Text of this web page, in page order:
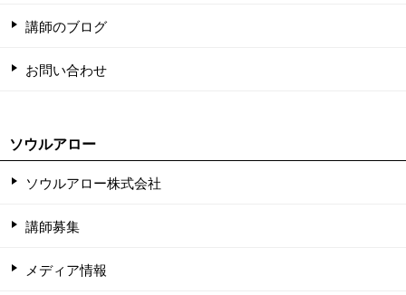
講師のブログ
お問い合わせ
ソウルアロー
ソウルアロー株式会社
講師募集
メディア情報